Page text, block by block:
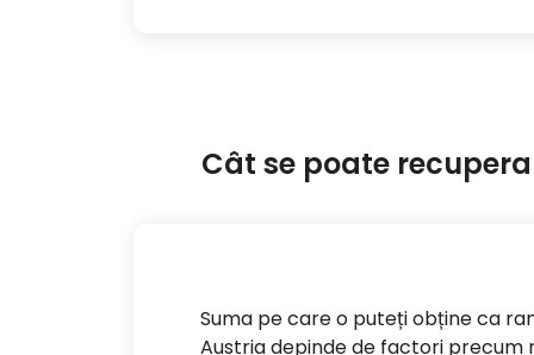
Cât se poate
Suma pe care o puteți obține ca
Austria depinde de factori precum